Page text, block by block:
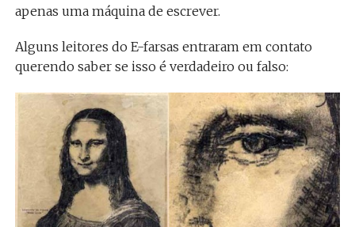
apenas uma máquina de escrever.
Alguns leitores do E-farsas entraram em contato
querendo saber se isso é verdadeiro ou falso: